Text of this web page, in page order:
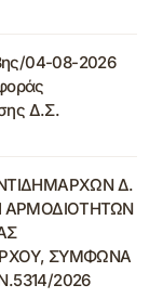
04-08-2026
Δ.Σ.
Δ.
ΑΡΜΟΔΙΟΤΗΤΩΝ
ΣΥΜΦΩΝΑ
2026